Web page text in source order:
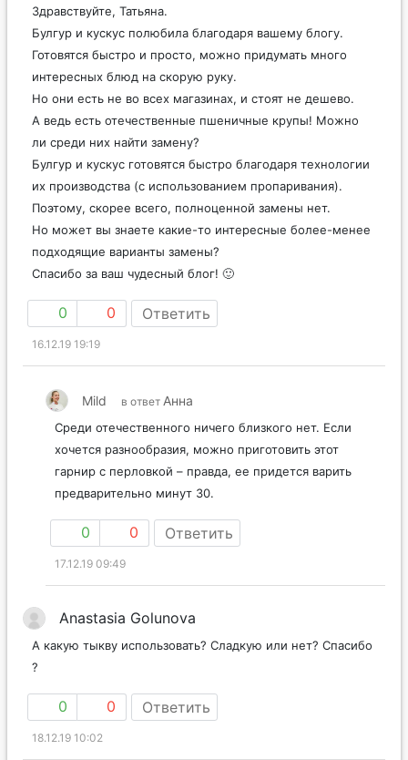
Здравствуйте, Татьяна.
Булгур и кускус полюбила благодаря вашему блогу.
Готовятся быстро и просто, можно придумать много
интересных блюд на скорую руку.
Но они есть не во всех магазинах, и стоят не дешево.
А ведь есть отечественные пшеничные крупы! Можно
ли среди них найти замену?
Булгур и кускус готовятся быстро благодаря технологии
их производства (с использованием пропаривания).
Поэтому, скорее всего, полноценной замены нет.
Но может вы знаете какие-то интересные более-менее
подходящие варианты замены?
Спасибо за ваш чудесный блог! 🙂
0 0 Ответить
16.12.19 19:19
Mild в ответ Анна
Среди отечественного ничего близкого нет. Если
хочется разнообразия, можно приготовить этот
гарнир с перловкой – правда, ее придется варить
предварительно минут 30.
0 0 Ответить
17.12.19 09:49
Anastasia Golunova
А какую тыкву использовать? Сладкую или нет? Спасибо
?
0 0 Ответить
18.12.19 10:02